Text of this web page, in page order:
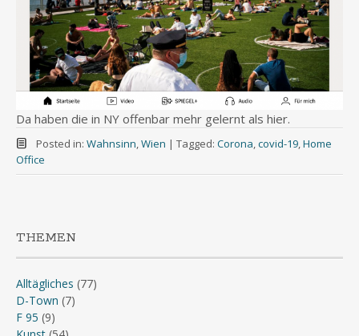
Da haben die in NY offenbar mehr gelernt als hier.
Posted in: Wahnsinn,Wien | Tagged: Corona,covid-19,Home
Office
THEMEN
Alltägliches (77)
D-Town (7)
F 95 (9)